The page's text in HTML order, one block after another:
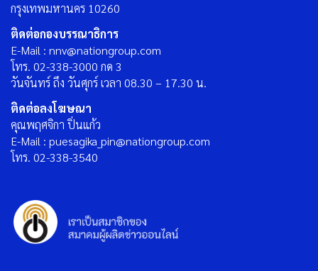
กรุงเทพมหานคร 10260
ติดต่อกองบรรณาธิการ
E-Mail : nnv@nationgroup.com
โทร. 02-338-3000 กด 3
วันจันทร์ ถึง วันศุกร์ เวลา 08.30 – 17.30 น.
ติดต่อลงโฆษณา
คุณพฤศจิกา ปิ่นแก้ว
E-Mail : puesagika_pin@nationgroup.com
โทร. 02-338-3540